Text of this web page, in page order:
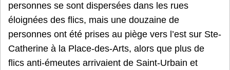
personnes se sont dispersées dans les rues
éloignées des flics, mais une douzaine de
personnes ont été prises au piège vers l’est sur Ste-
Catherine à la Place-des-Arts, alors que plus de
flics anti-émeutes arrivaient de Saint-Urbain et